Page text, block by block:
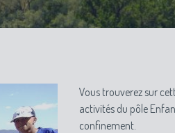
Vous trouverez sur
activités du pôle
confinement.